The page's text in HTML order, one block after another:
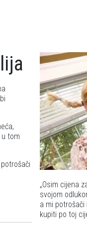
tom
Osim cijena
svojom
a mi
kupiti po toj